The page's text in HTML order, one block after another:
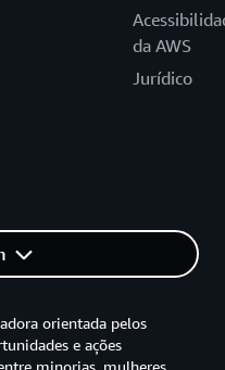
da AWS
Jurídico
orientada pelos
e ações